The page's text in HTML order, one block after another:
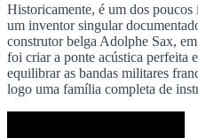
Historicamente, é um dos
um inventor singular
construtor belga Adolphe Sax,
foi criar a ponte acústica perfeita
equilibrar as bandas militares
logo uma família completa de